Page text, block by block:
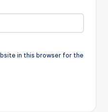
in this browser for the